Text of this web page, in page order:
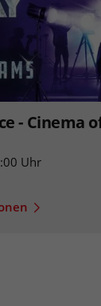
- Cinema
Uhr